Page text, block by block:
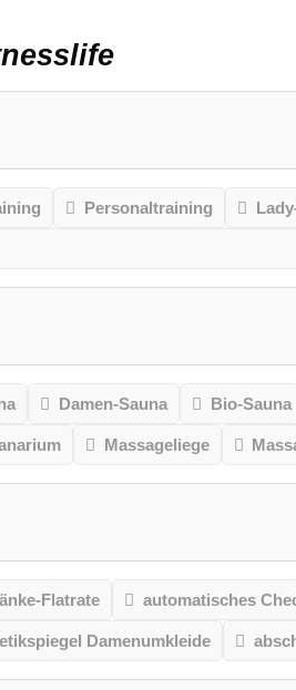
Personaltraining
Damen-Sauna Bio-Sauna
Massageliege
Flatrate automatisches
Damenumkleide